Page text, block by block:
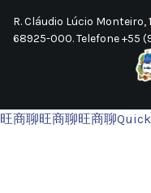
R. Cláudio Lúcio
68925-000. Telefone +55
旺商聊旺商聊旺商聊